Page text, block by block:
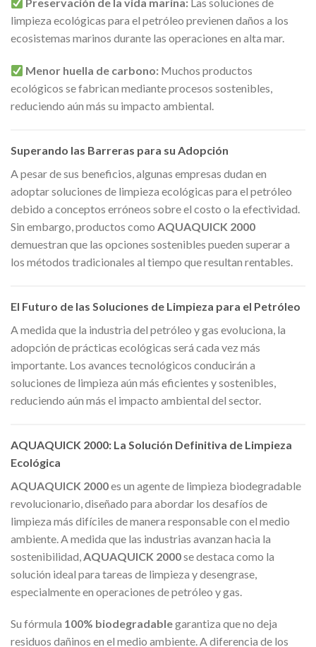
Preservación de la vida marina: Las soluciones de
limpieza ecológicas para el petróleo previenen daños a los
ecosistemas marinos durante las operaciones en alta mar.
Menor huella de carbono: Muchos productos
ecológicos se fabrican mediante procesos sostenibles,
reduciendo aún más su impacto ambiental.
Superando las Barreras para su Adopción
A pesar de sus beneficios, algunas empresas dudan en
adoptar soluciones de limpieza ecológicas para el petróleo
debido a conceptos erróneos sobre el costo o la efectividad.
Sin embargo, productos como AQUAQUICK 2000
demuestran que las opciones sostenibles pueden superar a
los métodos tradicionales al tiempo que resultan rentables.
El Futuro de las Soluciones de Limpieza para el Petróleo
A medida que la industria del petróleo y gas evoluciona, la
adopción de prácticas ecológicas será cada vez más
importante. Los avances tecnológicos conducirán a
soluciones de limpieza aún más eficientes y sostenibles,
reduciendo aún más el impacto ambiental del sector.
AQUAQUICK 2000: La Solución Definitiva de Limpieza
Ecológica
AQUAQUICK 2000es un agente de limpieza biodegradable
revolucionario, diseñado para abordar los desafíos de
limpieza más difíciles de manera responsable con el medio
ambiente. A medida que las industrias avanzan hacia la
sostenibilidad, AQUAQUICK 2000se destaca como la
solución ideal para tareas de limpieza y desengrase,
especialmente en operaciones de petróleo y gas.
Su fórmula 100% biodegradablegarantiza que no deja
residuos dañinos en el medio ambiente. A diferencia de los